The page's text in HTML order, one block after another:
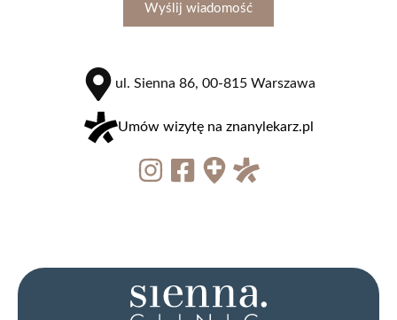
zobacz więcej
Termolifting skóry PIANO®
Wyślij wiadomość
ul. Sienna 86, 00-815 Warszawa
Umów wizytę na znanylekarz.pl